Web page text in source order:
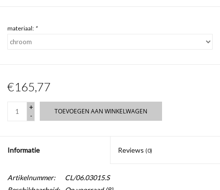
materiaal: *
€165,77
+
-
TOEVOEGEN AAN WINKELWAGEN
Informatie Reviews (0)
Artikelnummer:
CL/06.03015.S